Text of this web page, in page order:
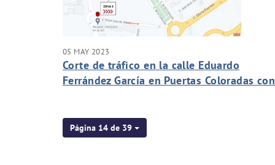
05 MAY 2023
Corte de tráfico en la calle Eduardo
Ferrández García en Puertas Coloradas con
Página 14 de 39